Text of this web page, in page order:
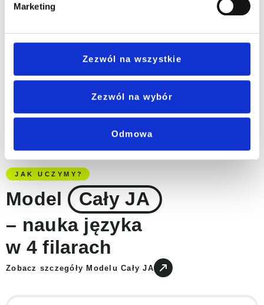
Marketing
Zezwól na wszystkie
Zezwól na wybór
Odmowa
zagranicznych
Dzięki współpracy z
Eduworld
wsparcie od indywidualnego planu nauki, po
skuteczną aplikację na wymarzoną uczelnię.
JAK UCZYMY?
Model
Cały JA
– nauka języka
w 4 filarach
Zobacz szczegóły Modelu Cały JA